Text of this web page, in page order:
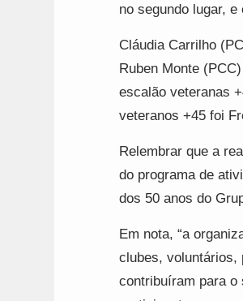
no segundo lugar,
Cláudia Carrilho
Ruben Monte
escalão veteranas
veteranos +45 foi
Relembrar que a
do programa de
dos 50 anos do
Em nota, “a
clubes, voluntários,
contribuíram para o